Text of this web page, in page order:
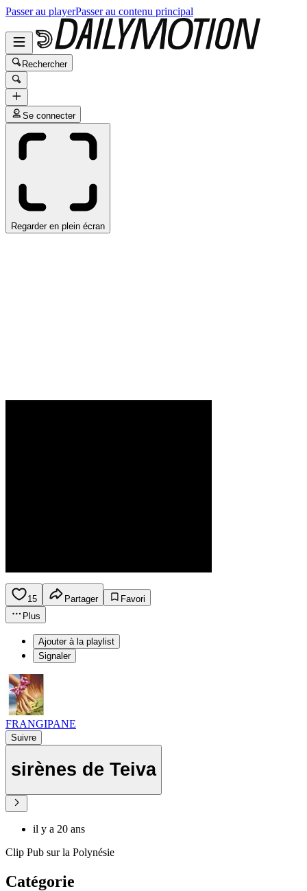
Passer au playerPasser au contenu principal
Rechercher
Se connecter
Regarder en plein écran
15 Partager
Favori
Plus
Ajouter à la playlist
Signaler
FRANGIPANE
Suivre
sirènes de Teiva
il y a 20 ans
Clip Pub sur la Polynésie
Catégorie